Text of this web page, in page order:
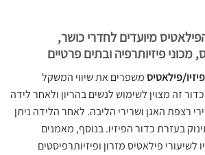
מיועדים לחדרי כושר,
מכוני פיזיותרפיה ובתים פרטיים
פילאטיסמשפרים את שיווי המשקל
זה מצוין לשימוש לנשים בהריון ולאחר לידה
רצפת האגן ושרירי הליבה. לאחר הלידה ניתן
בעזרת כדור הפיזיו. בנוסף, מאמנים
פילאטיס מזרון ופיזיותרפיסטים